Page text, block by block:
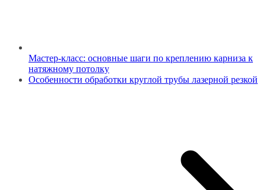
Мастер-класс: основные шаги по креплению карниза к
натяжному потолку
Особенности обработки круглой трубы лазерной резкой